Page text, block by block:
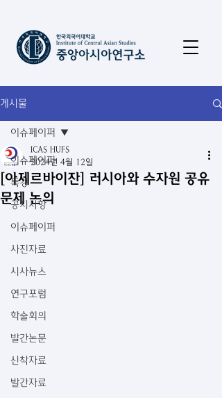
게시물
이슈페이퍼
특강
공지사항
이슈페이퍼
사진자료
시사뉴스
연구포럼
학술회의
발간논문
신착자료
발간자료
이슈페이퍼
[아제르바이잔] 러시아와 수자원 공유
문제 논의
ICAS HUFS
2024년 4월 12일